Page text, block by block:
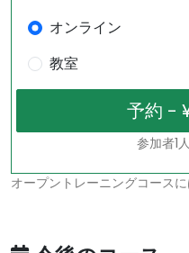
オンライン
教室
参加者1
オープントレーニングコース